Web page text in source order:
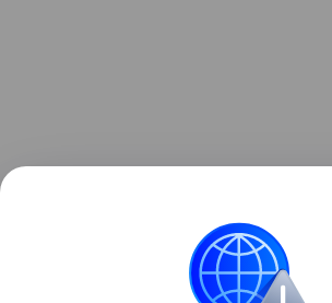
Ранее рекордные засухиобнажили
немецких кораблей у берегов